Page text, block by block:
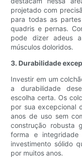
projetado com
para todas as
quadris e pernas.
pode dizer adeus
músculos doloridos.
3. Durabilidade
Investir em um
a durabilidade
escolha certa. Os
por sua excepcional
anos de uso sem
construção robusta
forma e
investimento sólido
por muitos anos.